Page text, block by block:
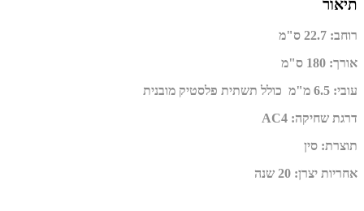
תיאור
רוחב: 22.7 ס"מ
אורך: 180 ס"מ
עובי: 6.5 מ"מ
כולל תשתית פלסטיק מובנית
דרגת שחיקה:
AC4
תוצרת: סין
אחריות יצרן: 20 שנה